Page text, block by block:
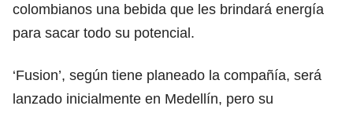
colombianos una bebida que les brindará energía
para sacar todo su potencial.
‘Fusion’, según tiene planeado la compañía, será
lanzado inicialmente en Medellín, pero su